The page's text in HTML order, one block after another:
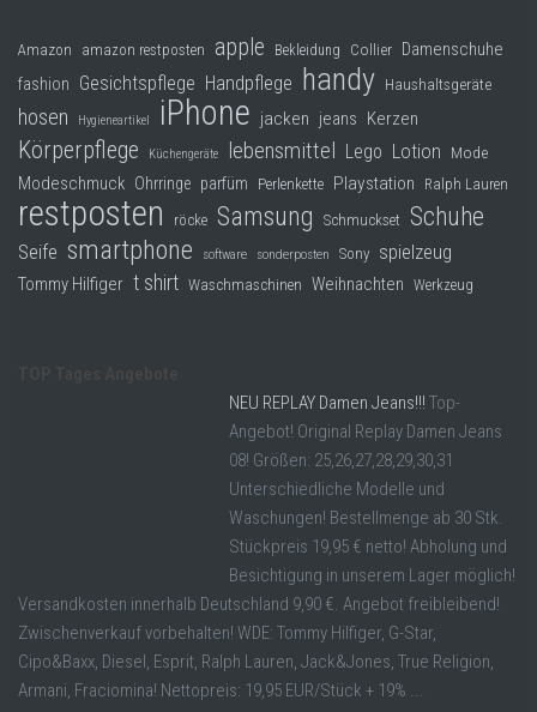
Amazon amazon restposten apple Bekleidung Collier Damenschuhe
fashion Gesichtspflege Handpflege handy Haushaltsgeräte
hosen Hygieneartikel iPhone jacken jeans Kerzen
Körperpflege Küchengeräte lebensmittel Lego Lotion Mode
Modeschmuck Ohrringe parfüm Perlenkette Playstation Ralph Lauren
restposten röcke Samsung Schmuckset Schuhe
Seife smartphone software sonderposten Sony spielzeug
Tommy Hilfiger t shirt Waschmaschinen Weihnachten Werkzeug
NEU REPLAY Damen Jeans!!! Top-
Angebot! Original Replay Damen Jeans
08! Größen: 25,26,27,28,29,30,31
Unterschiedliche Modelle und
Waschungen! Bestellmenge ab 30 Stk.
Stückpreis 19,95 € netto! Abholung und
Besichtigung in unserem Lager möglich!
Versandkosten innerhalb Deutschland 9,90 €. Angebot freibleibend!
Zwischenverkauf vorbehalten! WDE: Tommy Hilfiger, G-Star,
Cipo&Baxx, Diesel, Esprit, Ralph Lauren, Jack&Jones, True Religion,
Armani, Fraciomina! Nettopreis: 19,95 EUR/Stück + 19% ...